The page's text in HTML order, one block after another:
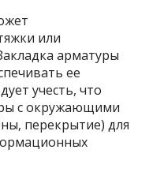
или
арматуры
ее
учесть, что
с окружающими
перекрытие) для